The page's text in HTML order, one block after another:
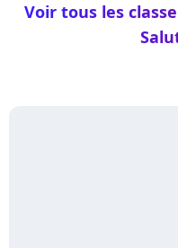
Voir tous les